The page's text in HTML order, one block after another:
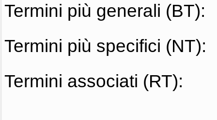
Termini più generali (BT):
Termini più specifici (NT):
Termini associati (RT):